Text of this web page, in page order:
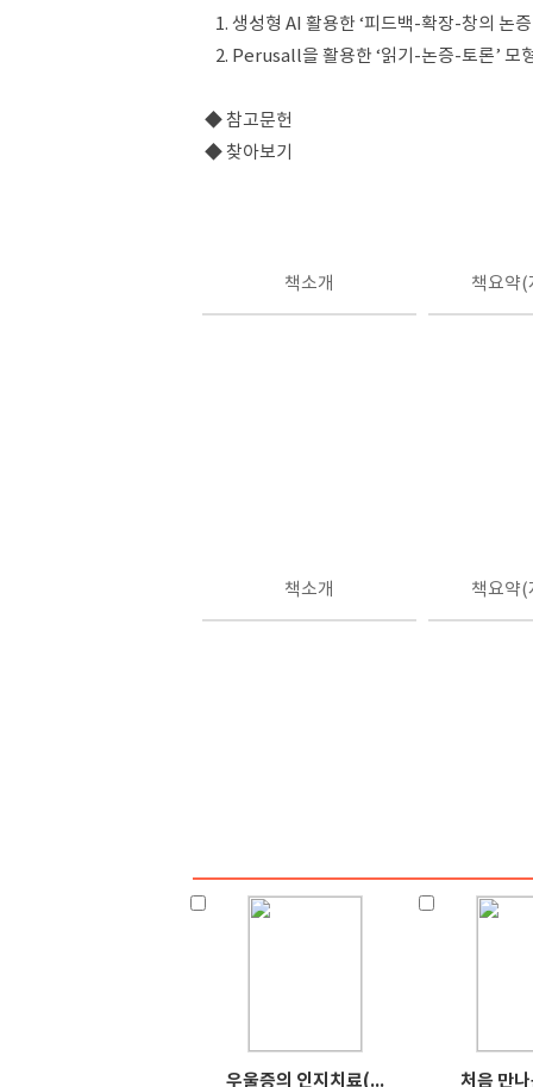
1. 생성형 AI 활용한 ‘피드백-확장-창의 논
2. Perusall을 활용한 ‘읽기-논증-토론’ 모
◆ 참고문헌
◆ 찾아보기
책소개 책요약(
책소개 책요약(
우울증의 인지치료(...
처음 만